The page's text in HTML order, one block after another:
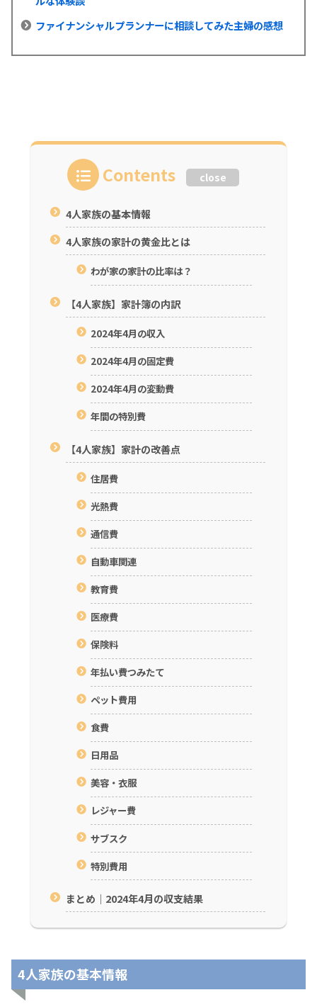
ファイナンシャルプランナーに相談してみた主婦の感想
Contents close
4人家族の基本情報
4人家族の家計の黄金比とは
わが家の家計の比率は？
【4人家族】家計簿の内訳
2024年4月の収入
2024年4月の固定費
2024年4月の変動費
年間の特別費
【4人家族】家計の改善点
住居費
光熱費
通信費
自動車関連
教育費
医療費
保険料
年払い費つみたて
ペット費用
食費
日用品
美容・衣服
レジャー費
サブスク
特別費用
まとめ｜2024年4月の収支結果
4人家族の基本情報